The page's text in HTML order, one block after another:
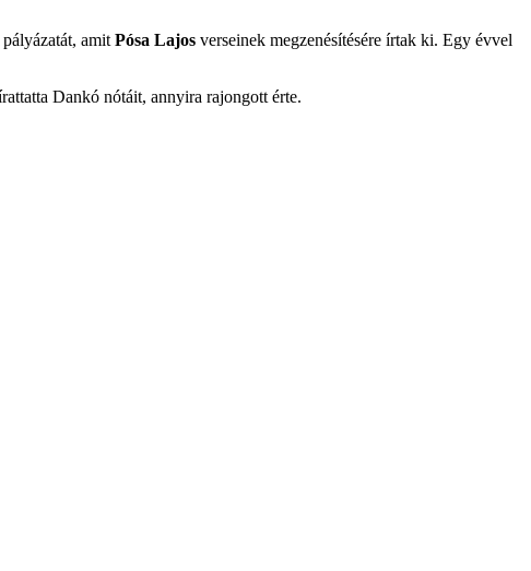
amit Pósa Lajos verseinek megzenésítésére írtak ki. Egy évvel
Dankó nótáit, annyira rajongott érte.